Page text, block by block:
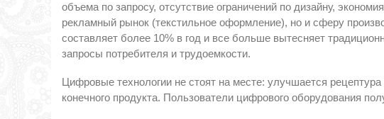
объема по запросу, отсутствие ограничений по дизайну,
рекламный рынок (текстильное оформление), но и сферу
составляет более 10% в год и все больше вытесняет
запросы потребителя и трудоемкости.
Цифровые технологии не стоят на месте: улучшается
конечного продукта. Пользователи цифрового оборудования